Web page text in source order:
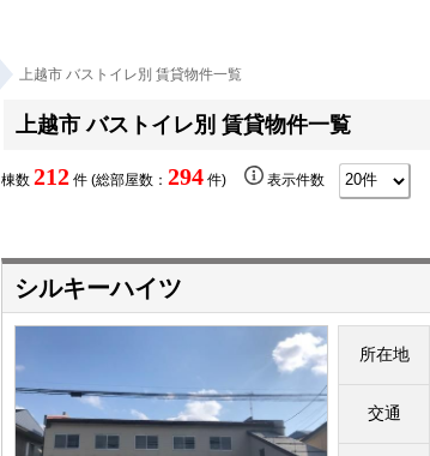
上越市 バストイレ別 賃貸物件一覧
上越市 バストイレ別 賃貸物件一覧
棟数 212 件 (総部屋数： 294 件) 表示件数
シルキーハイツ
所在地
交通